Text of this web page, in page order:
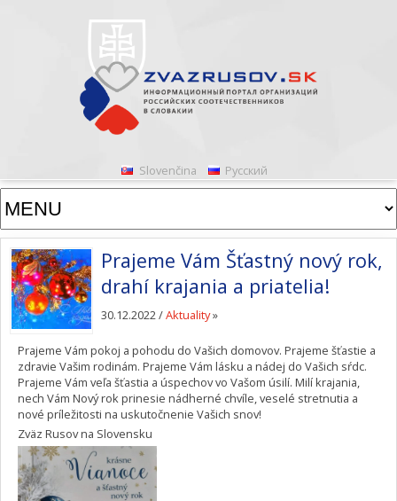
Slovenčina Русский
Prajeme Vám Šťastný nový rok,
drahí krajania a priatelia!
30.12.2022 /Aktuality»
Prajeme Vám pokoj a pohodu do Vašich domovov. Prajeme šťastie a
zdravie Vašim rodinám. Prajeme Vám lásku a nádej do Vašich sŕdc.
Prajeme Vám veľa šťastia a úspechov vo Vašom úsilí. Milí krajania,
nech Vám Nový rok prinesie nádherné chvíle, veselé stretnutia a
nové príležitosti na uskutočnenie Vašich snov!
Zväz Rusov na Slovensku